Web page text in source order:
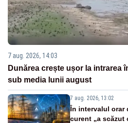
7 aug. 2026, 14:03
Dunărea crește ușor la intrarea
sub media lunii august
7 aug. 2026, 13:02
În intervalul orar
curent „a scăzut